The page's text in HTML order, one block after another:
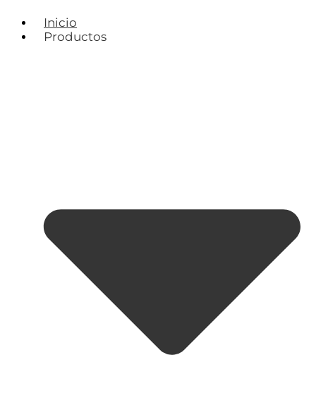
Inicio
Productos